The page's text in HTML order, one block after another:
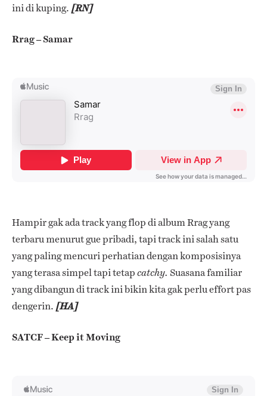
ini di kuping. [RN]
Rrag – Samar
Hampir gak ada track yang flop di album Rrag yang
terbaru menurut gue pribadi, tapi track ini salah satu
yang paling mencuri perhatian dengan komposisinya
yang terasa simpel tapi tetap catchy. Suasana familiar
yang dibangun di track ini bikin kita gak perlu effort pas
dengerin. [HA]
SATCF – Keep it Moving